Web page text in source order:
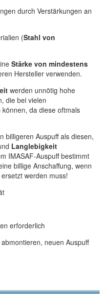
durch Verstärkungen an
(Stahl von
Stärke von mindestens
Hersteller verwenden.
werden unnötig hohe
die bei vielen
da diese oftmals
billigeren Auspuff als diesen,
Langlebigkeit
IMASAF-Auspuff bestimmt
billige Anschaffung, wenn
werden muss!
erforderlich
neuen Auspuff